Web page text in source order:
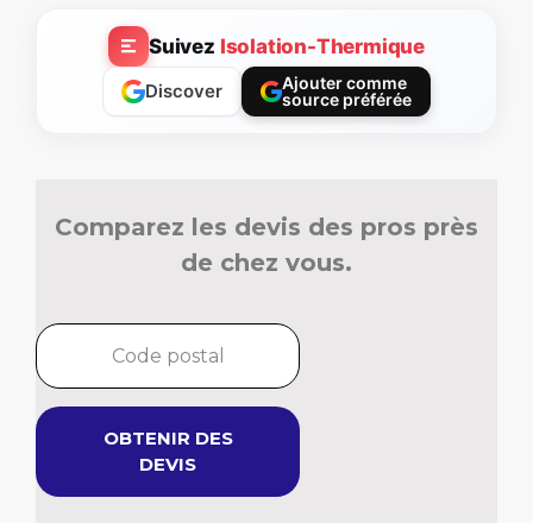
Suivez Isolation-Thermique
Discover
Ajouter comme
source préférée
Comparez les devis des pros près
de chez vous.
OBTENIR DES
DEVIS